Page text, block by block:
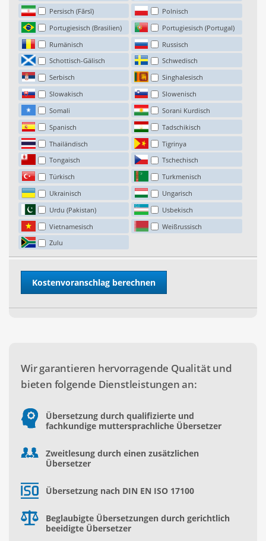
Persisch (Fārsī)
Polnisch
Portugiesisch (Brasilien)
Portugiesisch (Portugal)
Rumänisch
Russisch
Schottisch-Gälisch
Schwedisch
Serbisch
Singhalesisch
Slowakisch
Slowenisch
Somali
Sorani Kurdisch
Spanisch
Tadschikisch
Thailändisch
Tigrinya
Tongaisch
Tschechisch
Türkisch
Turkmenisch
Ukrainisch
Ungarisch
Urdu (Pakistan)
Usbekisch
Vietnamesisch
Weißrussisch
Zulu
Wir garantieren hervorragende Qualität und
bieten folgende Dienstleistungen an:
Übersetzung durch qualifizierte und
fachkundige muttersprachliche Übersetzer
Zweitlesung durch einen zusätzlichen
Übersetzer
Übersetzung nach DIN EN ISO 17100
Beglaubigte Übersetzungen durch gerichtlich
beeidigte Übersetzer